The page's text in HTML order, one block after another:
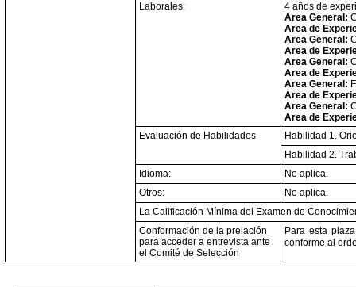
Laborales:
4 años de
Area General:
Area de
Area General:
Area de
Area General:
Area de
Area General:
Area de
Area General:
Area de
Evaluación de Habilidades
Habilidad 1.
Habilidad 2.
Idioma:
No aplica.
Otros:
No aplica.
La Calificación Mínima del Examen de
Conformación de la prelación
para acceder a entrevista ante
el Comité de Selección
Para esta
conforme al